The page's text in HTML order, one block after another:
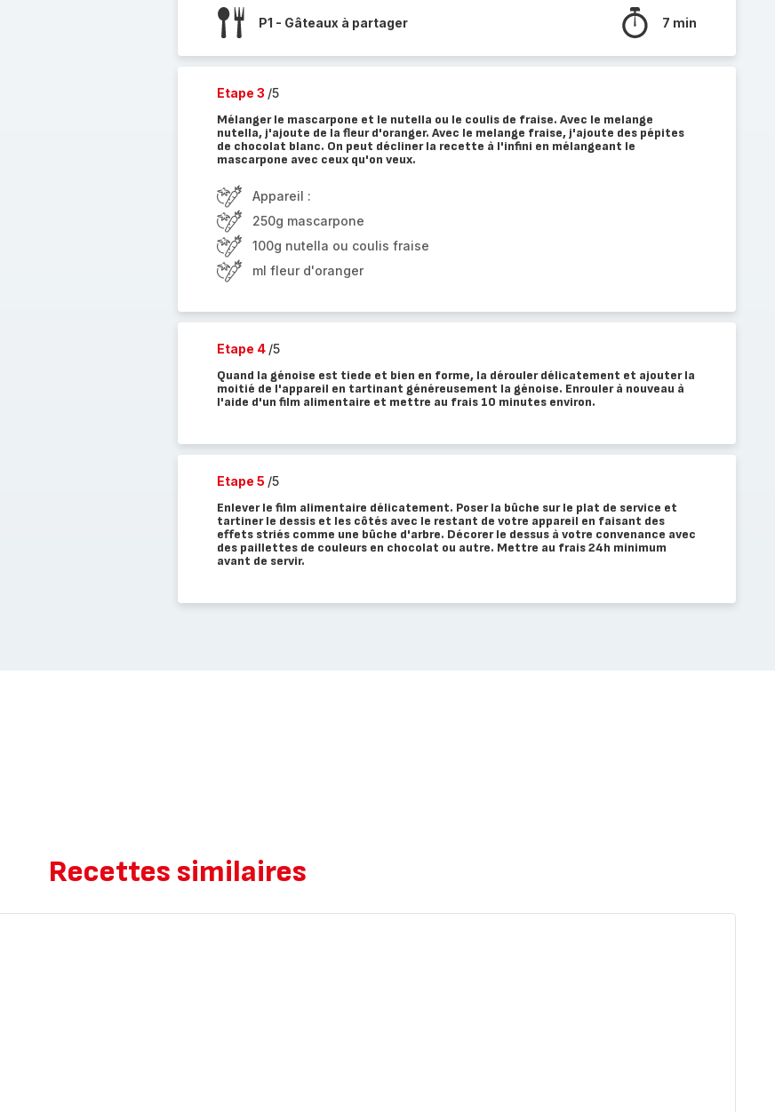
P1 - Gâteaux à partager 7 min
Etape 3 /5
Mélanger le mascarpone et le nutella ou le coulis de fraise. Avec le melange
nutella, j'ajoute de la fleur d'oranger. Avec le melange fraise, j'ajoute des pépites
de chocolat blanc. On peut décliner la recette à l'infini en mélangeant le
mascarpone avec ceux qu'on veux.
Appareil :
250g mascarpone
100g nutella ou coulis fraise
ml fleur d'oranger
Etape 4 /5
Quand la génoise est tiede et bien en forme, la dérouler délicatement et ajouter la
moitié de l'appareil en tartinant généreusement la génoise. Enrouler à nouveau à
l'aide d'un film alimentaire et mettre au frais 10 minutes environ.
Etape 5 /5
Enlever le film alimentaire délicatement. Poser la bûche sur le plat de service et
tartiner le dessis et les côtés avec le restant de votre appareil en faisant des
effets striés comme une bûche d'arbre. Décorer le dessus à votre convenance avec
des paillettes de couleurs en chocolat ou autre. Mettre au frais 24h minimum
avant de servir.
Recettes similaires